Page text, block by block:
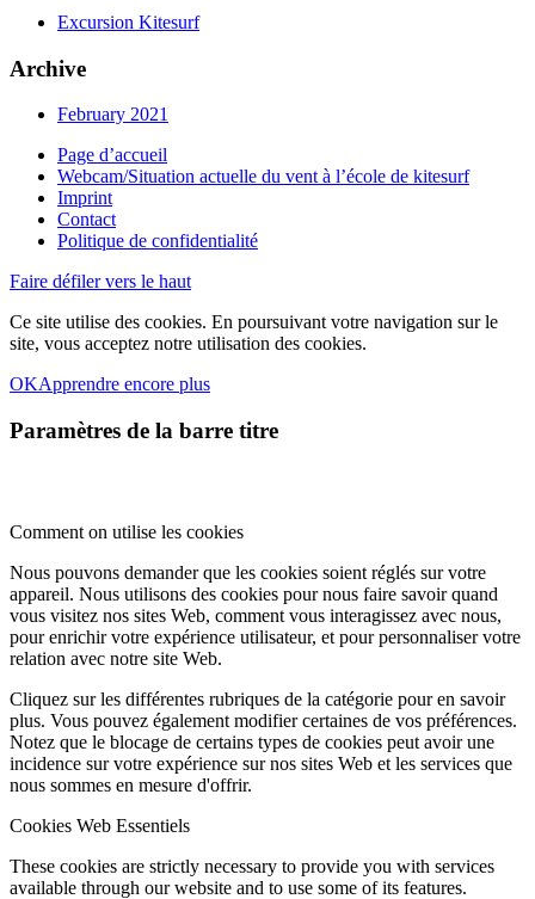
Excursion Kitesurf
Archive
February 2021
Page d’accueil
Webcam/Situation actuelle du vent à l’école de kitesurf
Imprint
Contact
Politique de confidentialité
Faire défiler vers le haut
Ce site utilise des cookies. En poursuivant votre navigation sur le
site, vous acceptez notre utilisation des cookies.
OKApprendre encore plus
Paramètres de la barre titre
Comment on utilise les cookies
Nous pouvons demander que les cookies soient réglés sur votre
appareil. Nous utilisons des cookies pour nous faire savoir quand
vous visitez nos sites Web, comment vous interagissez avec nous,
pour enrichir votre expérience utilisateur, et pour personnaliser votre
relation avec notre site Web.
Cliquez sur les différentes rubriques de la catégorie pour en savoir
plus. Vous pouvez également modifier certaines de vos préférences.
Notez que le blocage de certains types de cookies peut avoir une
incidence sur votre expérience sur nos sites Web et les services que
nous sommes en mesure d'offrir.
Cookies Web Essentiels
These cookies are strictly necessary to provide you with services
available through our website and to use some of its features.